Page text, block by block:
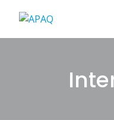
content